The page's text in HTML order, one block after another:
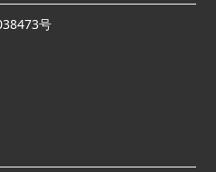
号